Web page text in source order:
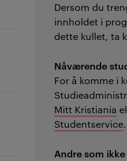
Dersom du
innholdet i
dette kullet, ta
Nåværende
For å komme i
Mitt Kristiania
Studentservice.
Andre som